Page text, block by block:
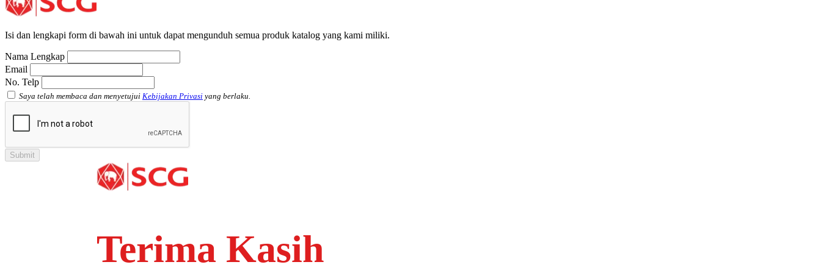
Isi dan lengkapi form di bawah ini untuk dapat mengunduh semua produk katalog yang kami miliki.
Nama Lengkap
Email
No. Telp
Saya telah membaca dan menyetujui Kebijakan Privasi yang berlaku.
Terima Kasih